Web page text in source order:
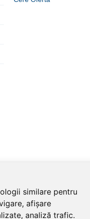
similare pentru
afișare
analiză trafic.
la newsletter cariere